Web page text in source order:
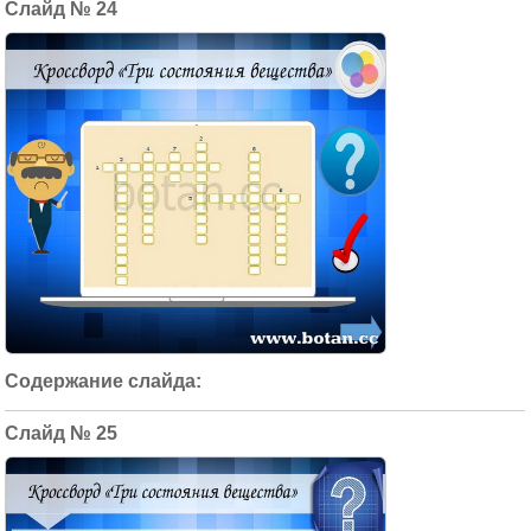
24
25